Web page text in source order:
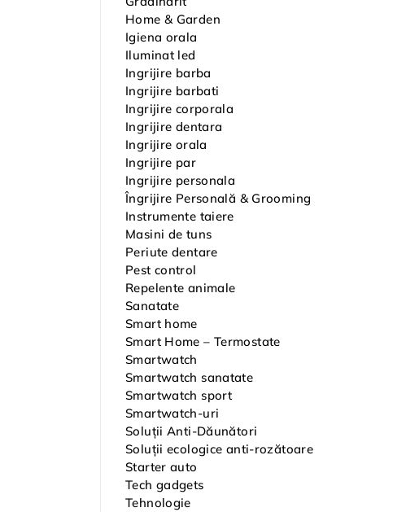
Home & Garden
Igiena orala
Iluminat led
Ingrijire barba
Ingrijire barbati
Ingrijire corporala
Ingrijire dentara
Ingrijire orala
Ingrijire par
Ingrijire personala
Îngrijire Personală & Grooming
Instrumente taiere
Masini de tuns
Periute dentare
Pest control
Repelente animale
Sanatate
Smart home
Smart Home – Termostate
Smartwatch
Smartwatch sanatate
Smartwatch sport
Smartwatch-uri
Soluții Anti-Dăunători
Soluții ecologice anti-rozătoare
Starter auto
Tech gadgets
Tehnologie